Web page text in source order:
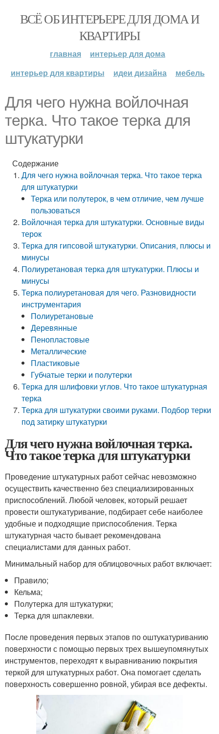
ВСЁ ОБ ИНТЕРЬЕРЕ ДЛЯ ДОМА И
КВАРТИРЫ
главная
интерьер для дома
интерьер для квартиры
идеи дизайна мебель
Для чего нужна войлочная
терка. Что такое терка для
штукатурки
Содержание
Для чего нужна войлочная терка. Что такое терка
для штукатурки
Терка или полутерок, в чем отличие, чем лучше
пользоваться
Войлочная терка для штукатурки. Основные виды
терок
Терка для гипсовой штукатурки. Описания, плюсы и
минусы
Полиуретановая терка для штукатурки. Плюсы и
минусы
Терка полиуретановая для чего. Разновидности
инструментария
Полиуретановые
Деревянные
Пенопластовые
Металлические
Пластиковые
Губчатые терки и полутерки
Терка для шлифовки углов. Что такое штукатурная
терка
Терка для штукатурки своими руками. Подбор терки
под затирку штукатурки
Для чего нужна войлочная терка.
Что такое терка для штукатурки
Проведение штукатурных работ сейчас невозможно
осуществить качественно без специализированных
приспособлений. Любой человек, который решает
провести оштукатуривание, подбирает себе наиболее
удобные и подходящие приспособления. Терка
штукатурная часто бывает рекомендована
специалистами для данных работ.
Минимальный набор для облицовочных работ включает:
Правило;
Кельма;
Полутерка для штукатурки;
Терка для шпаклевки.
После проведения первых этапов по оштукатуриванию
поверхности с помощью первых трех вышеупомянутых
инструментов, переходят к выравниванию покрытия
теркой для штукатурных работ. Она помогает сделать
поверхность совершенно ровной, убирая все дефекты.